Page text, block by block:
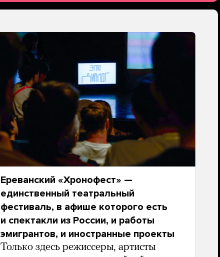
Ереванский «Хронофест» —
единственный театральный
фестиваль, в афише которого есть
и спектакли из России, и работы
эмигрантов, и иностранные проекты
Только здесь режиссеры, артисты